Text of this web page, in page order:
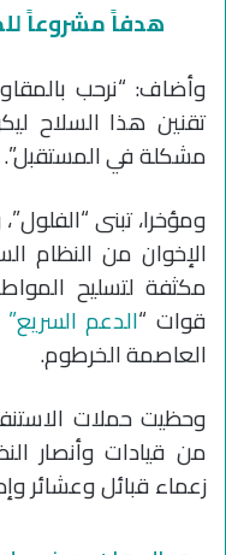
هدفاً مشروعاً
وأضاف: “نرحب
تقنين هذا السلاح
مشكلة في المستقبل”.
ومؤخرا، تبنى
الإخوان من النظام
مكثفة لتسليح
قوات “الدعم السريع”
العاصمة الخرطوم.
وحظيت حملات
من قيادات وأنصار
زعماء قبائل وعشائر